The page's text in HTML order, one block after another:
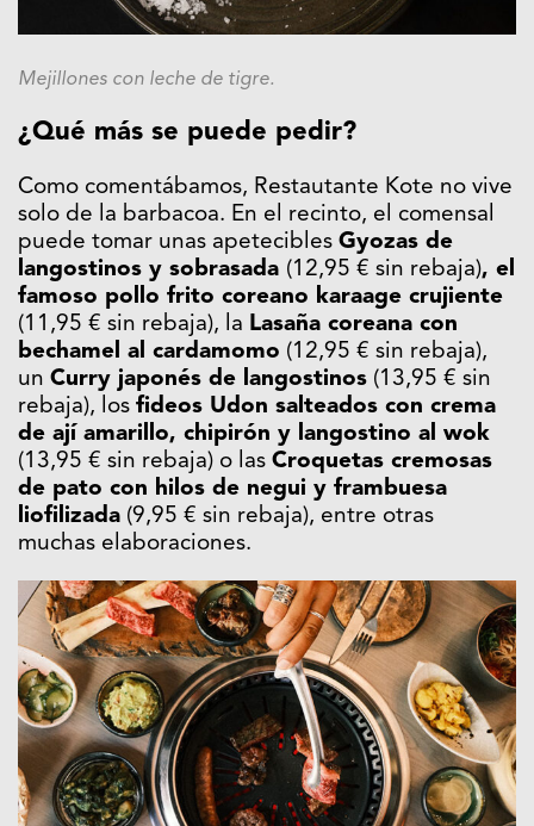
Mejillones con leche de tigre.
¿Qué más se puede pedir?
Como comentábamos, Restautante Kote no vive
solo de la barbacoa. En el recinto, el comensal
puede tomar unas apetecibles Gyozas de
langostinos y sobrasada (12,95 € sin rebaja), el
famoso pollo frito coreano karaage crujiente
(11,95 € sin rebaja), la Lasaña coreana con
bechamel al cardamomo (12,95 € sin rebaja),
un Curry japonés de langostinos (13,95 € sin
rebaja), los fideos Udon salteados con crema
de ají amarillo, chipirón y langostino al wok
(13,95 € sin rebaja) o las Croquetas cremosas
de pato con hilos de negui y frambuesa
liofilizada (9,95 € sin rebaja), entre otras
muchas elaboraciones.